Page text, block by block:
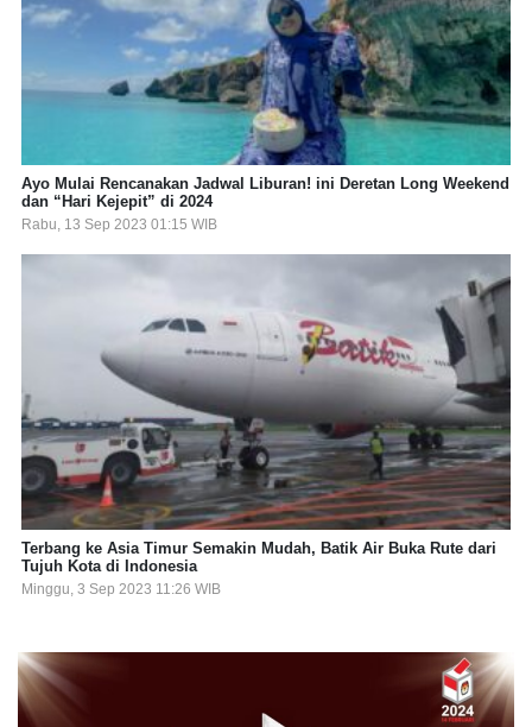
Ayo Mulai Rencanakan Jadwal Liburan! ini Deretan Long Weekend
dan “Hari Kejepit” di 2024
Rabu, 13 Sep 2023 01:15 WIB
Terbang ke Asia Timur Semakin Mudah, Batik Air Buka Rute dari
Tujuh Kota di Indonesia
Minggu, 3 Sep 2023 11:26 WIB